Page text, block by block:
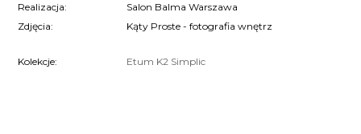
Realizacja:
Salon Balma Warszawa
Zdjęcia:
Kąty Proste - fotografia wnętrz
Kolekcje: Etum K2 Simplic